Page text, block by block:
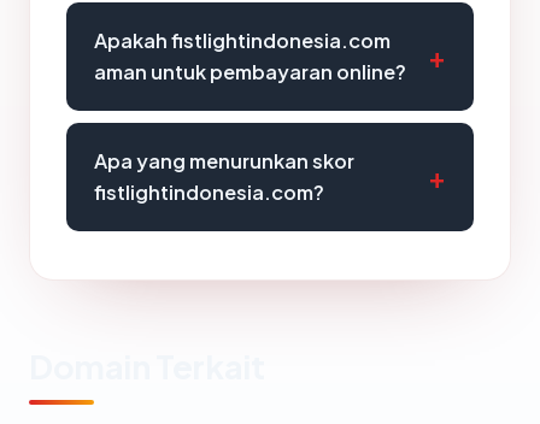
Apakah fistlightindonesia.com
aman untuk pembayaran online?
Apa yang menurunkan skor
fistlightindonesia.com?